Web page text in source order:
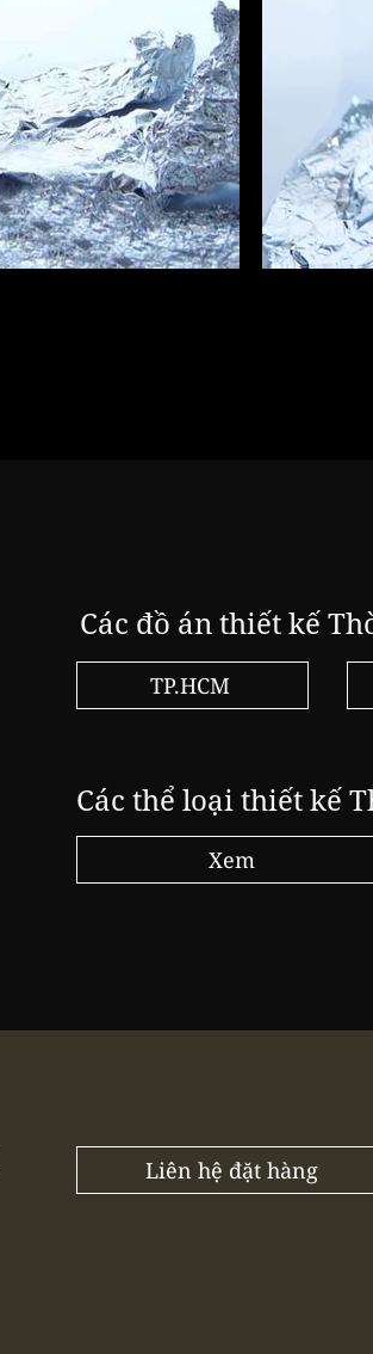
Các đồ án thiết kế
TP.HCM
Các thể loại thiết kế
Xem
Liên hệ đặt hàng